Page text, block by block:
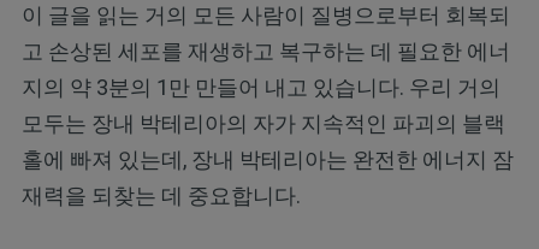
이 글을 읽는 거의 모든 사람이 질병으로부터 회복되
고 손상된 세포를 재생하고 복구하는 데 필요한 에너
지의 약 3분의 1만 만들어 내고 있습니다. 우리 거의
모두는 장내 박테리아의 자가 지속적인 파괴의 블랙
홀에 빠져 있는데, 장내 박테리아는 완전한 에너지 잠
재력을 되찾는 데 중요합니다.